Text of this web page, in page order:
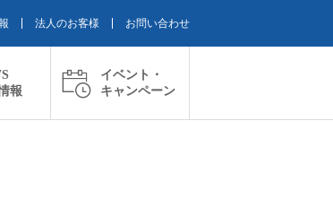
法人のお客様 お問い合わせ
報
イベント・
キャンペーン